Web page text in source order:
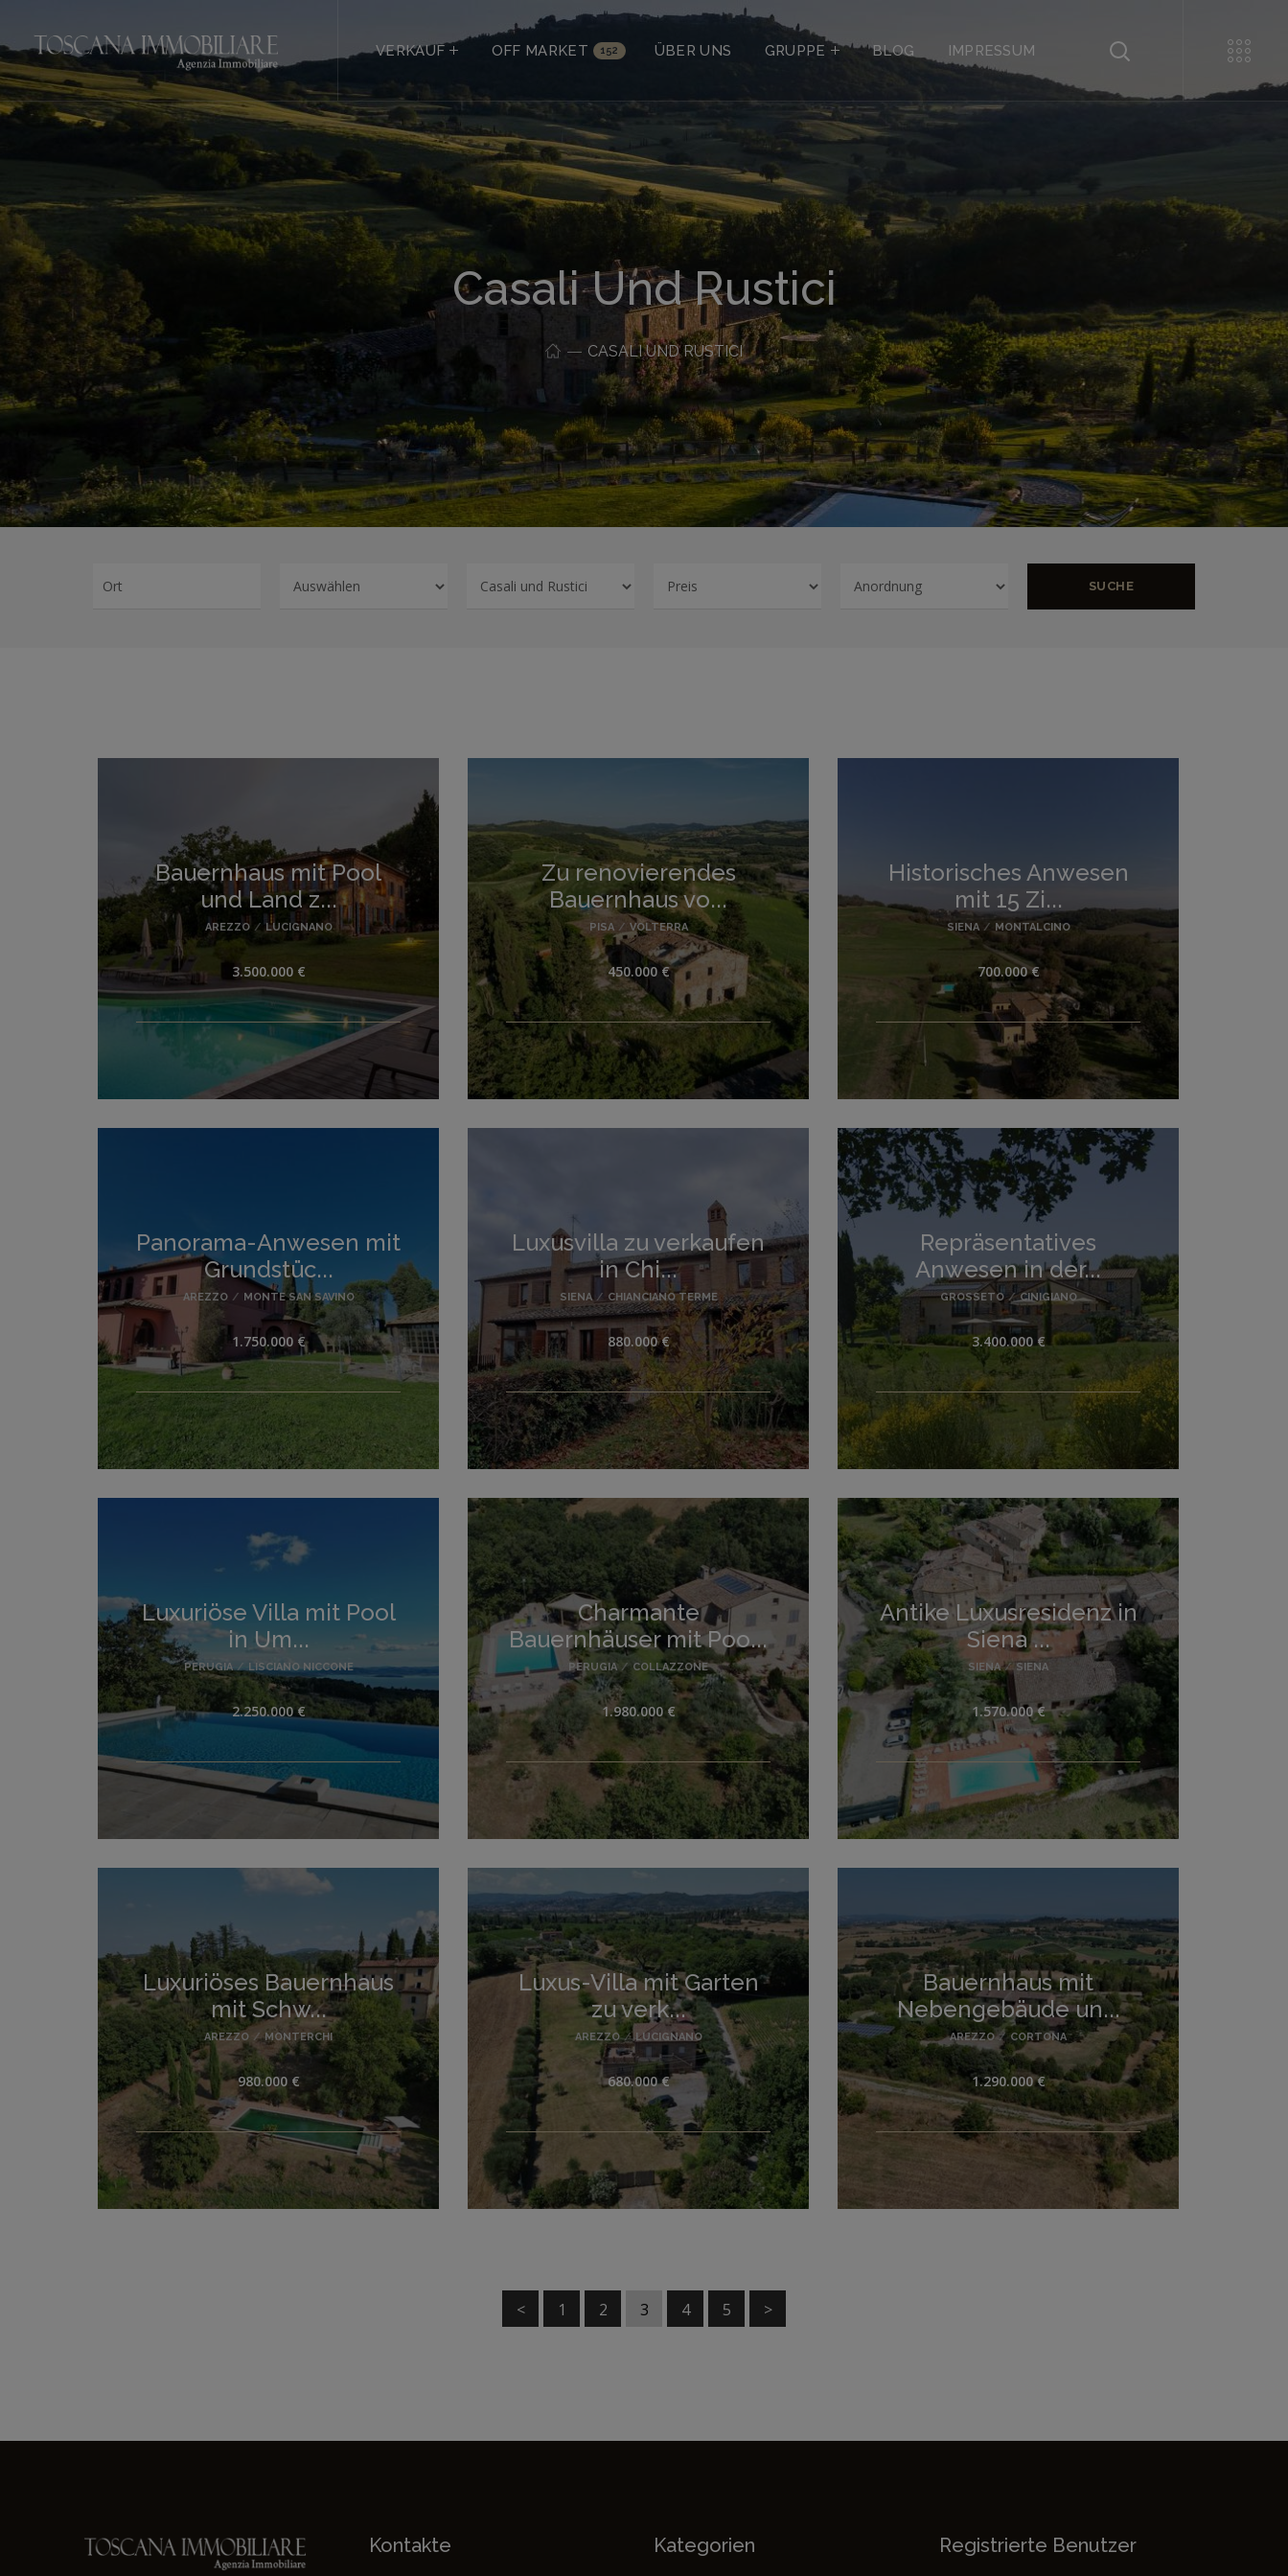
VERKAUF OFF MARKET 152 ÜBER UNS GRUPPE BLOG IMPRESSUM
Casali Und Rustici
CASALI UND RUSTICI
SUCHE
Bauernhaus mit Pool
und Land z...
AREZZO / LUCIGNANO
3.500.000 €
Zu renovierendes
Bauernhaus vo...
PISA / VOLTERRA
450.000 €
Historisches Anwesen
mit 15 Zi...
SIENA / MONTALCINO
700.000 €
Panorama-Anwesen mit
Grundstüc...
AREZZO / MONTE SAN SAVINO
1.750.000 €
Luxusvilla zu verkaufen
in Chi...
SIENA / CHIANCIANO TERME
880.000 €
Repräsentatives
Anwesen in der...
GROSSETO / CINIGIANO
3.400.000 €
Luxuriöse Villa mit Pool
in Um...
PERUGIA / LISCIANO NICCONE
2.250.000 €
Charmante
Bauernhäuser mit Poo...
PERUGIA / COLLAZZONE
1.980.000 €
Antike Luxusresidenz in
Siena ...
SIENA / SIENA
1.570.000 €
Luxuriöses Bauernhaus
mit Schw...
AREZZO / MONTERCHI
980.000 €
Luxus-Villa mit Garten
zu verk...
AREZZO / LUCIGNANO
680.000 €
Bauernhaus mit
Nebengebäude un...
AREZZO / CORTONA
1.290.000 €
< 1 2 3 4 5 >
Kontakte Kategorien Registrierte Benutzer